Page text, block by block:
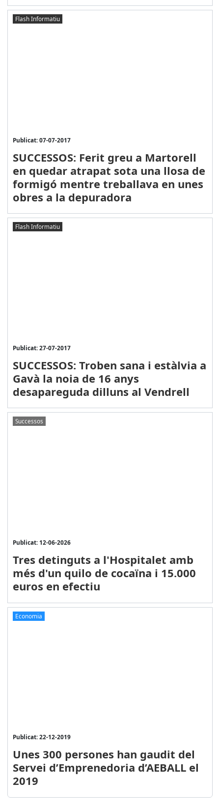
Flash Informatiu
Publicat: 07-07-2017
SUCCESSOS: Ferit greu a Martorell
en quedar atrapat sota una llosa de
formigó mentre treballava en unes
obres a la depuradora
Flash Informatiu
Publicat: 27-07-2017
SUCCESSOS: Troben sana i estàlvia a
Gavà la noia de 16 anys
desapareguda dilluns al Vendrell
Successos
Publicat: 12-06-2026
Tres detinguts a l'Hospitalet amb
més d'un quilo de cocaïna i 15.000
euros en efectiu
Economia
Publicat: 22-12-2019
Unes 300 persones han gaudit del
Servei d’Emprenedoria d’AEBALL el
2019